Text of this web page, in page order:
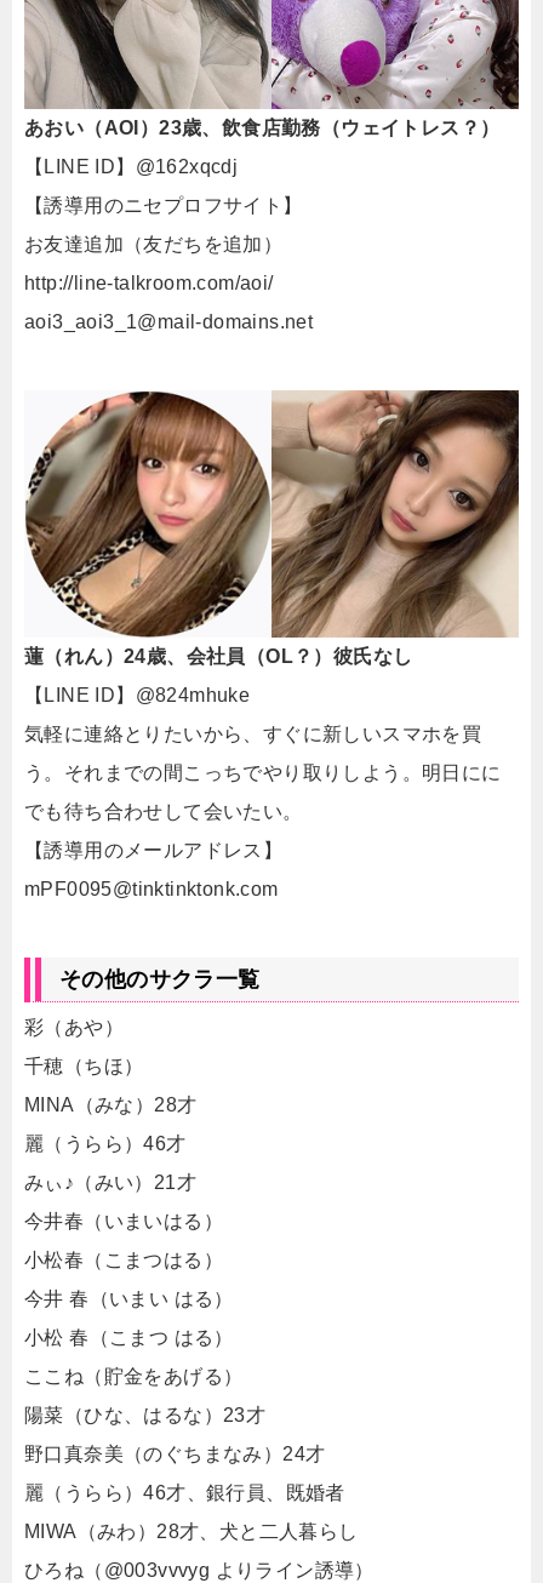
あおい（AOI）23歳、飲食店勤務（ウェイトレス？）
【LINE ID】@162xqcdj
【誘導用のニセプロフサイト】
お友達追加（友だちを追加）
http://line-talkroom.com/aoi/
aoi3_aoi3_1@mail-domains.net
蓮（れん）24歳、会社員（OL？）彼氏なし
【LINE ID】@824mhuke
気軽に連絡とりたいから、すぐに新しいスマホを買
う。それまでの間こっちでやり取りしよう。明日にに
でも待ち合わせして会いたい。
【誘導用のメールアドレス】
mPF0095@tinktinktonk.com
その他のサクラ一覧
彩（あや）
千穂（ちほ）
MINA（みな）28才
麗（うらら）46才
みぃ♪（みい）21才
今井春（いまいはる）
小松春（こまつはる）
今井 春（いまい はる）
小松 春（こまつ はる）
ここね（貯金をあげる）
陽菜（ひな、はるな）23才
野口真奈美（のぐちまなみ）24才
麗（うらら）46才、銀行員、既婚者
MIWA（みわ）28才、犬と二人暮らし
ひろね（@003vvvyg よりライン誘導）